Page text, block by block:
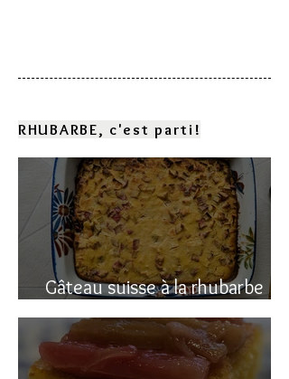
RHUBARBE, c'est parti!
Gâteau suisse à la rhubarbe
(avec polenta)